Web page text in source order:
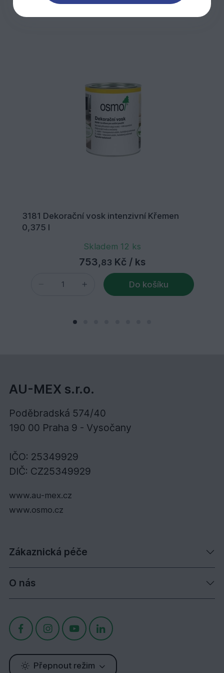
3181 Dekorační vosk intenzivní Křemen
0,375 l
Skladem 12 ks
753,83 Kč / ks
Do košíku
AU-MEX s.r.o.
Poděbradská 574/40
190 00 Praha 9 - Vysočany
IČO: 25349929
DIČ: CZ25349929
www.au-mex.cz
www.osmo.cz
Zákaznická péče
O nás
Přepnout režim